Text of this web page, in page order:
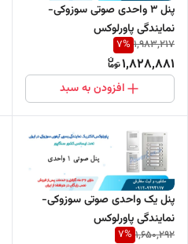
پنل 3 واحدی صوتی سوزوکی-
نمایندگی پاورلوکس
1,983,217
7%
1,828,881
افزودن به سبد
پنل یک واحدی صوتی سوزوکی-
نمایندگی پاورلوکس
1,650,292
7%